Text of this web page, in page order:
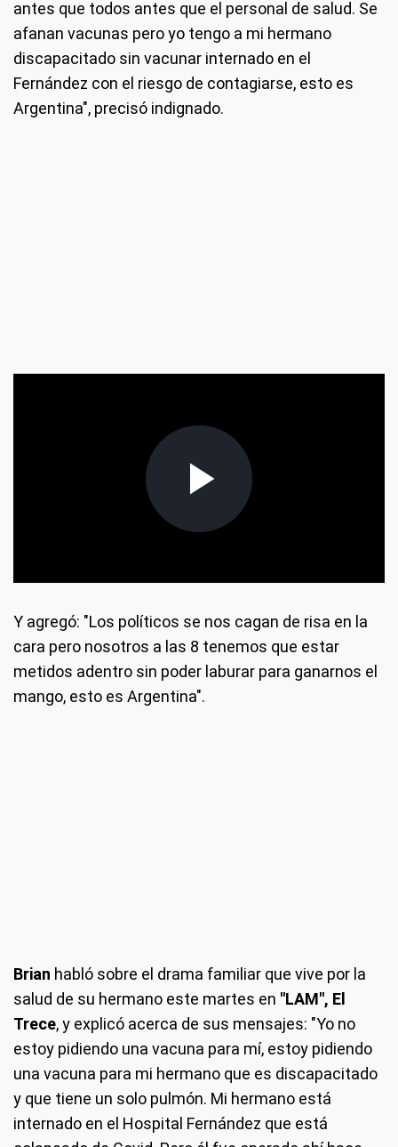
antes que todos antes que el personal de salud. Se
afanan vacunas pero yo tengo a mi hermano
discapacitado sin vacunar internado en el
Fernández con el riesgo de contagiarse, esto es
Argentina", precisó indignado.
Y agregó: "Los políticos se nos cagan de risa en la
cara pero nosotros a las 8 tenemos que estar
metidos adentro sin poder laburar para ganarnos el
mango, esto es Argentina".
Brian habló sobre el drama familiar que vive por la
salud de su hermano este martes en "LAM", El
Trece, y explicó acerca de sus mensajes: "Yo no
estoy pidiendo una vacuna para mí, estoy pidiendo
una vacuna para mi hermano que es discapacitado
y que tiene un solo pulmón. Mi hermano está
internado en el Hospital Fernández que está